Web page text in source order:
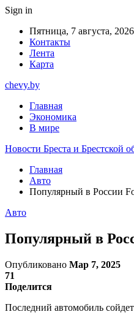
Sign in
Пятница, 7 августа, 2026
Контакты
Лента
Карта
chevy.by
Главная
Экономика
В мире
Новости Бреста и Брестской
Главная
Авто
Популярный в России
Авто
Популярный в
Опубликовано Мар 7, 2025
71
Поделится
Последний автомобиль